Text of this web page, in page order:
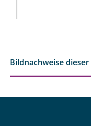
Bildnachweise dieser